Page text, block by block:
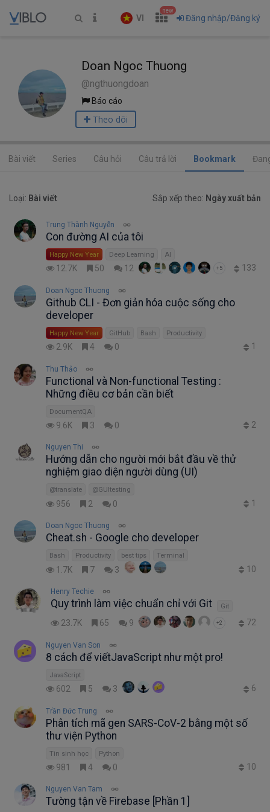
VI
new
Đăng nhập/Đăng ký
Doan Ngoc Thuong
@ngthuongdoan
Báo cáo
Theo dõi
Bài viết Series Câu hỏi Câu trả lời Bookmark
Loại: Bài viết Sắp xếp theo: Ngày xuất bản
Trung Thành Nguyễn
Con đường AI của tôi
Happy New Year Deep Learning AI
12.7K 50 12 +5 133
Doan Ngoc Thuong
Github CLI - Đơn giản hóa cuộc sống cho
developer
Happy New Year GitHub Bash Productivity
2.9K 4 0 1
Thu Thảo
Functional và Non-functional Testing :
Những điều cơ bản cần biết
DocumentQA
9.6K 3 0 2
Nguyen Thi
Hướng dẫn cho người mới bắt đầu về thử
nghiệm giao diện người dùng (UI)
@translate @GUItesting
956 2 0 1
Doan Ngoc Thuong
Cheat.sh - Google cho developer
Bash Productivity best tips Terminal
1.7K 7 3 10
Henry Techie
Quy trình làm việc chuẩn chỉ với Git Git
23.7K 65 9 +2 72
Nguyen Van Son
8 cách để viếtJavaScript như một pro!
JavaScript
602 5 3 6
Trần Đức Trung
Phân tích mã gen SARS-CoV-2 bằng một số
thư viện Python
Tin sinh học Python
981 4 0 10
Nguyen Van Tam
Tường tận về Firebase [Phần 1]